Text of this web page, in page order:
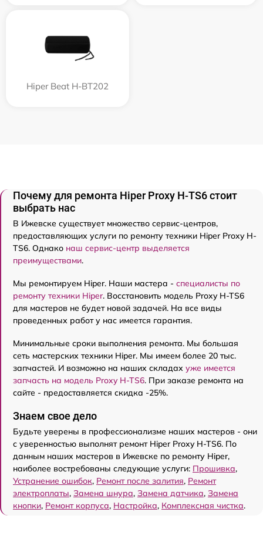
Hiper Beat H-BT202
Почему для ремонта Hiper Proxy H-TS6 стоит
выбрать нас
В Ижевске существует множество сервис-центров,
предоставляющих услуги по ремонту техники Hiper Proxy H-
TS6. Однако наш сервис-центр выделяется
преимуществами.
Мы ремонтируем Hiper. Наши мастера - специалисты по
ремонту техники Hiper. Восстановить модель Proxy H-TS6
для мастеров не будет новой задачей. На все виды
проведенных работ у нас имеется гарантия.
Минимальные сроки выполнения ремонта. Мы большая
сеть мастерских техники Hiper. Мы имеем более 20 тыс.
запчастей. И возможно на наших складах уже имеется
запчасть на модель Proxy H-TS6. При заказе ремонта на
сайте - предоставляется скидка -25%.
Знаем свое дело
Будьте уверены в профессионализме наших мастеров - они
с уверенностью выполнят ремонт Hiper Proxy H-TS6. По
данным наших мастеров в Ижевске по ремонту Hiper,
наиболее востребованы следующие услуги: Прошивка,
Устранение ошибок, Ремонт после залития, Ремонт
электроплаты, Замена шнура, Замена датчика, Замена
кнопки, Ремонт корпуса, Настройка, Комплексная чистка.